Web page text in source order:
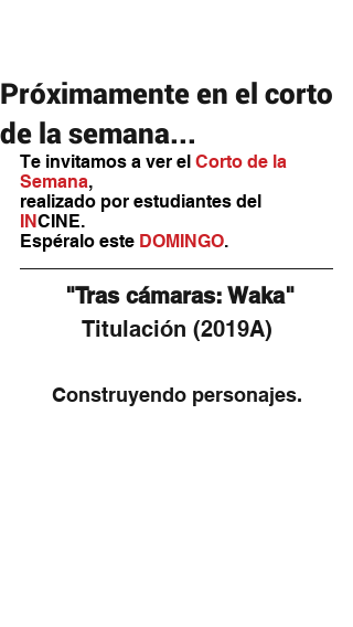
Próximamente en el corto
de la semana...
Te invitamos a ver el Corto de la
Semana,
realizado por estudiantes del
INCINE.
Espéralo este DOMINGO.
"Tras cámaras: Waka"
Titulación (2019A)
Construyendo personajes.